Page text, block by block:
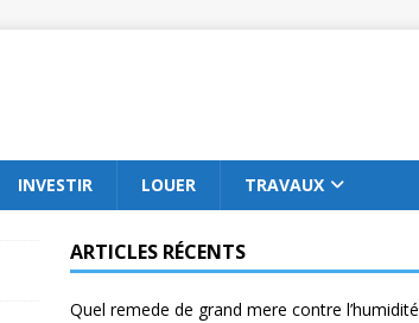
INVESTIR LOUER TRAVAUX
ARTICLES RÉCENTS
Quel remede de grand mere contre l’humidité